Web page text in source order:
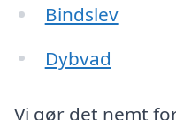
Bindslev
Dybvad
Vi gør det nemt